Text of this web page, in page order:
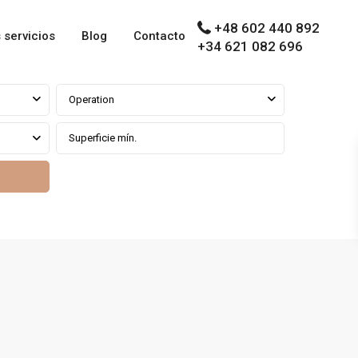
servicios Blog Contacto
+48 602 440 892
+34 621 082 696
Operation